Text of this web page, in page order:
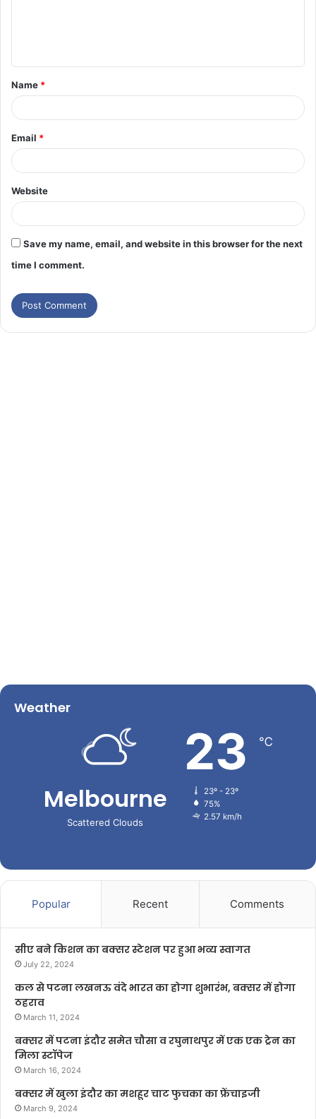
Name *
Email *
Website
Save my name, email, and website in this browser for the next
time I comment.
Weather
Melbourne
Scattered Clouds
23 ℃
23º - 23º
75%
2.57 km/h
Popular Recent Comments
सीए बने किशन का बक्सर स्टेशन पर हुआ भव्य स्वागत
July 22, 2024
कल से पटना लखनऊ वंदे भारत का होगा शुभारंभ, बक्सर में होगा
ठहराव
March 11, 2024
बक्सर में पटना इंदौर समेत चौसा व रघुनाथपुर में एक एक ट्रेन का
मिला स्टॉपेज
March 16, 2024
बक्सर में खुला इंदौर का मशहूर चाट फुचका का फ्रेंचाइजी
March 9, 2024